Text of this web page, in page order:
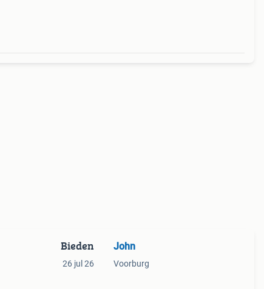
Bieden
26 jul 26
John
Voorburg